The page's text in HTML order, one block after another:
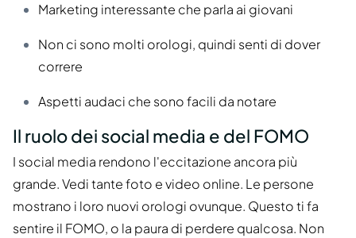
Marketing interessante che parla ai giovani
Non ci sono molti orologi, quindi senti di dover
correre
Aspetti audaci che sono facili da notare
Il ruolo dei social media e del FOMO
I social media rendono l'eccitazione ancora più
grande. Vedi tante foto e video online. Le persone
mostrano i loro nuovi orologi ovunque. Questo ti fa
sentire il FOMO, o la paura di perdere qualcosa. Non